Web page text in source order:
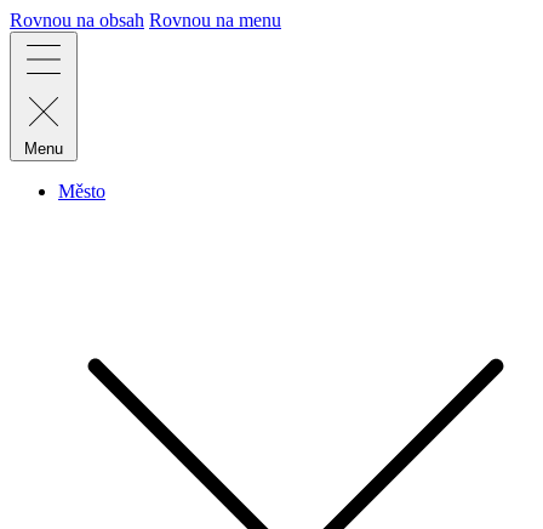
Rovnou na obsah Rovnou na menu
Menu
Město